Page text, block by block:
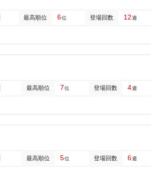
最高順位 6位 登場回数 12週
最高順位 7位 登場回数 4週
最高順位 5位 登場回数 6週